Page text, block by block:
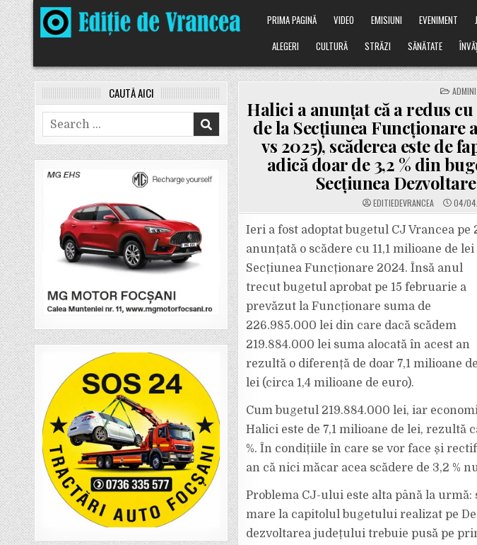
Skip
to
content
PRIMA PAGINĂ VIDEO EMISIUNI EVENIMENT
ALEGERI
CULTURĂ STRĂZI SĂNĂTATE
IN
Halici a anunțat că a redus
de la Secțiunea Funcționare
vs 2025), scăderea este de
adică doar de 3,2 % din
Secțiunea
EDITIEDEVRANCEA 04/
Ieri a fost adoptat bugetul CJ Vrancea
anunțată o scădere cu 11,1 milioane de
Secțiunea Funcționare 2024. Însă anul
trecut bugetul aprobat pe 15 februarie a
prevăzut la Funcționare suma de
226.985.000 lei din care dacă scădem
219.884.000 lei suma alocată în acest an
rezultă o diferență de doar 7,1 milioane de
lei (circa 1,4 milioane de euro).
Cum bugetul 219.884.000 lei, iar
Halici este de 7,1 milioane de lei, rezultă
%. În condițiile în care se vor face și
an că nici măcar acea scădere de 3,2 %
Problema CJ-ului este alta până la
mare la capitolul bugetului realizat pe
dezvoltarea județului trebuie pusă pe
CAUTĂ AICI
Search
for: